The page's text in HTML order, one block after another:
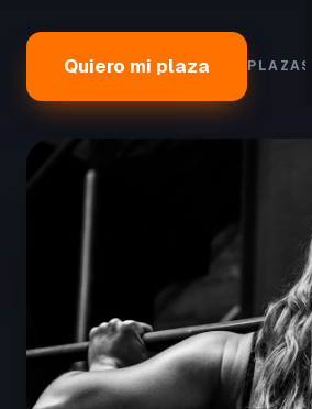
Quiero mi plaza